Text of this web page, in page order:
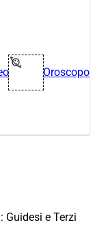
Oroscopo
Guidesi e Terzi